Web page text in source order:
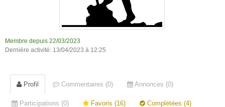
Membre depuis 22/03/2023
Dernière activité: 13/04/2023 à 12:25
Profil Commentaires (0) Annonces (0)
Participations (0) Favoris (16) Complétées (4)